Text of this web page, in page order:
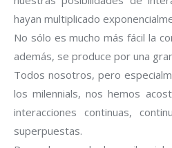
hayan multiplicado
No sólo es mucho más fácil la
además, se produce por una
Todos nosotros, pero
los milennials, nos hemos
interacciones continuas,
superpuestas.